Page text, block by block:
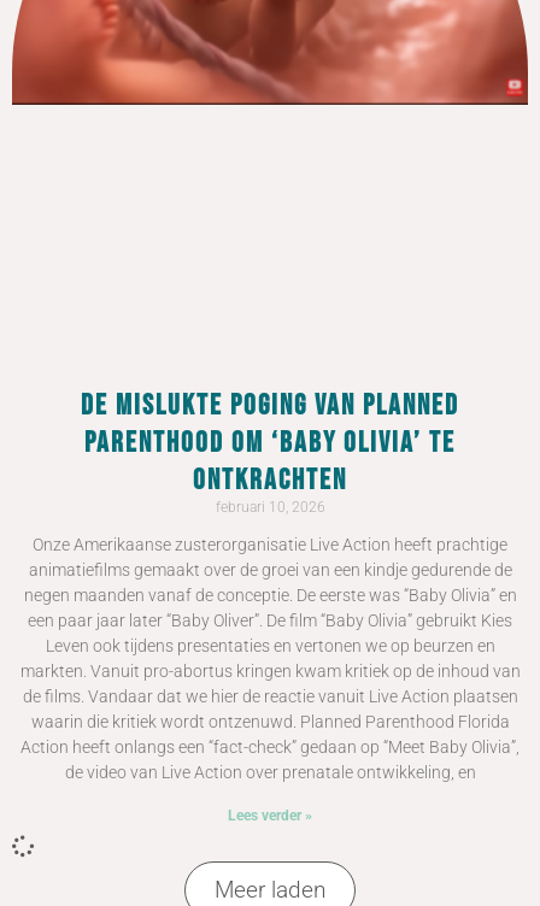
De mislukte poging van Planned
Parenthood om ‘Baby Olivia’ te
ontkrachten
februari 10, 2026
Onze Amerikaanse zusterorganisatie Live Action heeft prachtige
animatiefilms gemaakt over de groei van een kindje gedurende de
negen maanden vanaf de conceptie. De eerste was “Baby Olivia” en
een paar jaar later “Baby Oliver”. De film “Baby Olivia” gebruikt Kies
Leven ook tijdens presentaties en vertonen we op beurzen en
markten. Vanuit pro-abortus kringen kwam kritiek op de inhoud van
de films. Vandaar dat we hier de reactie vanuit Live Action plaatsen
waarin die kritiek wordt ontzenuwd. Planned Parenthood Florida
Action heeft onlangs een “fact-check” gedaan op “Meet Baby Olivia”,
de video van Live Action over prenatale ontwikkeling, en
Lees verder »
Meer laden